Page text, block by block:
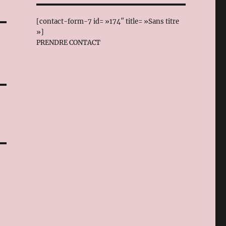
[contact-form-7 id= »174″ title= »Sans titre
»]
PRENDRE CONTACT